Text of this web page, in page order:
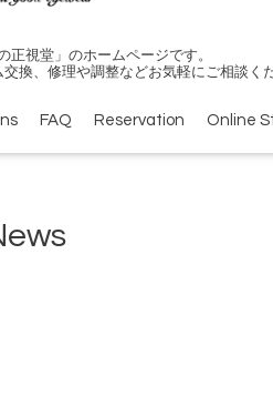
正視堂」のホームページです。
換、修理や調整などお気軽にご相談く
FAQ Reservation Online